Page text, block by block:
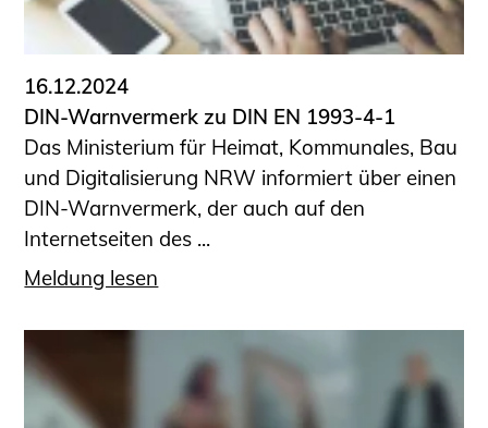
Informationen für Fortbildungsträger
Anträge, Anzeigen, Formulare
Fortbildung/Seminare
Informationen für Ingenieurinnen
und Ingenieure
Recht
Planungswettbewerbe
Publikationen
Stellenbörse
Öffentlich bestellte und vereidigte
Sachverständige
Prüfsachverständige
16.12.2024
DIN-Warnvermerk zu DIN EN 1993-4-1
Das Ministerium für Heimat, Kommunales, Bau
und Digitalisierung NRW informiert über einen
DIN-Warnvermerk, der auch auf den
Internetseiten des ...
Meldung lesen